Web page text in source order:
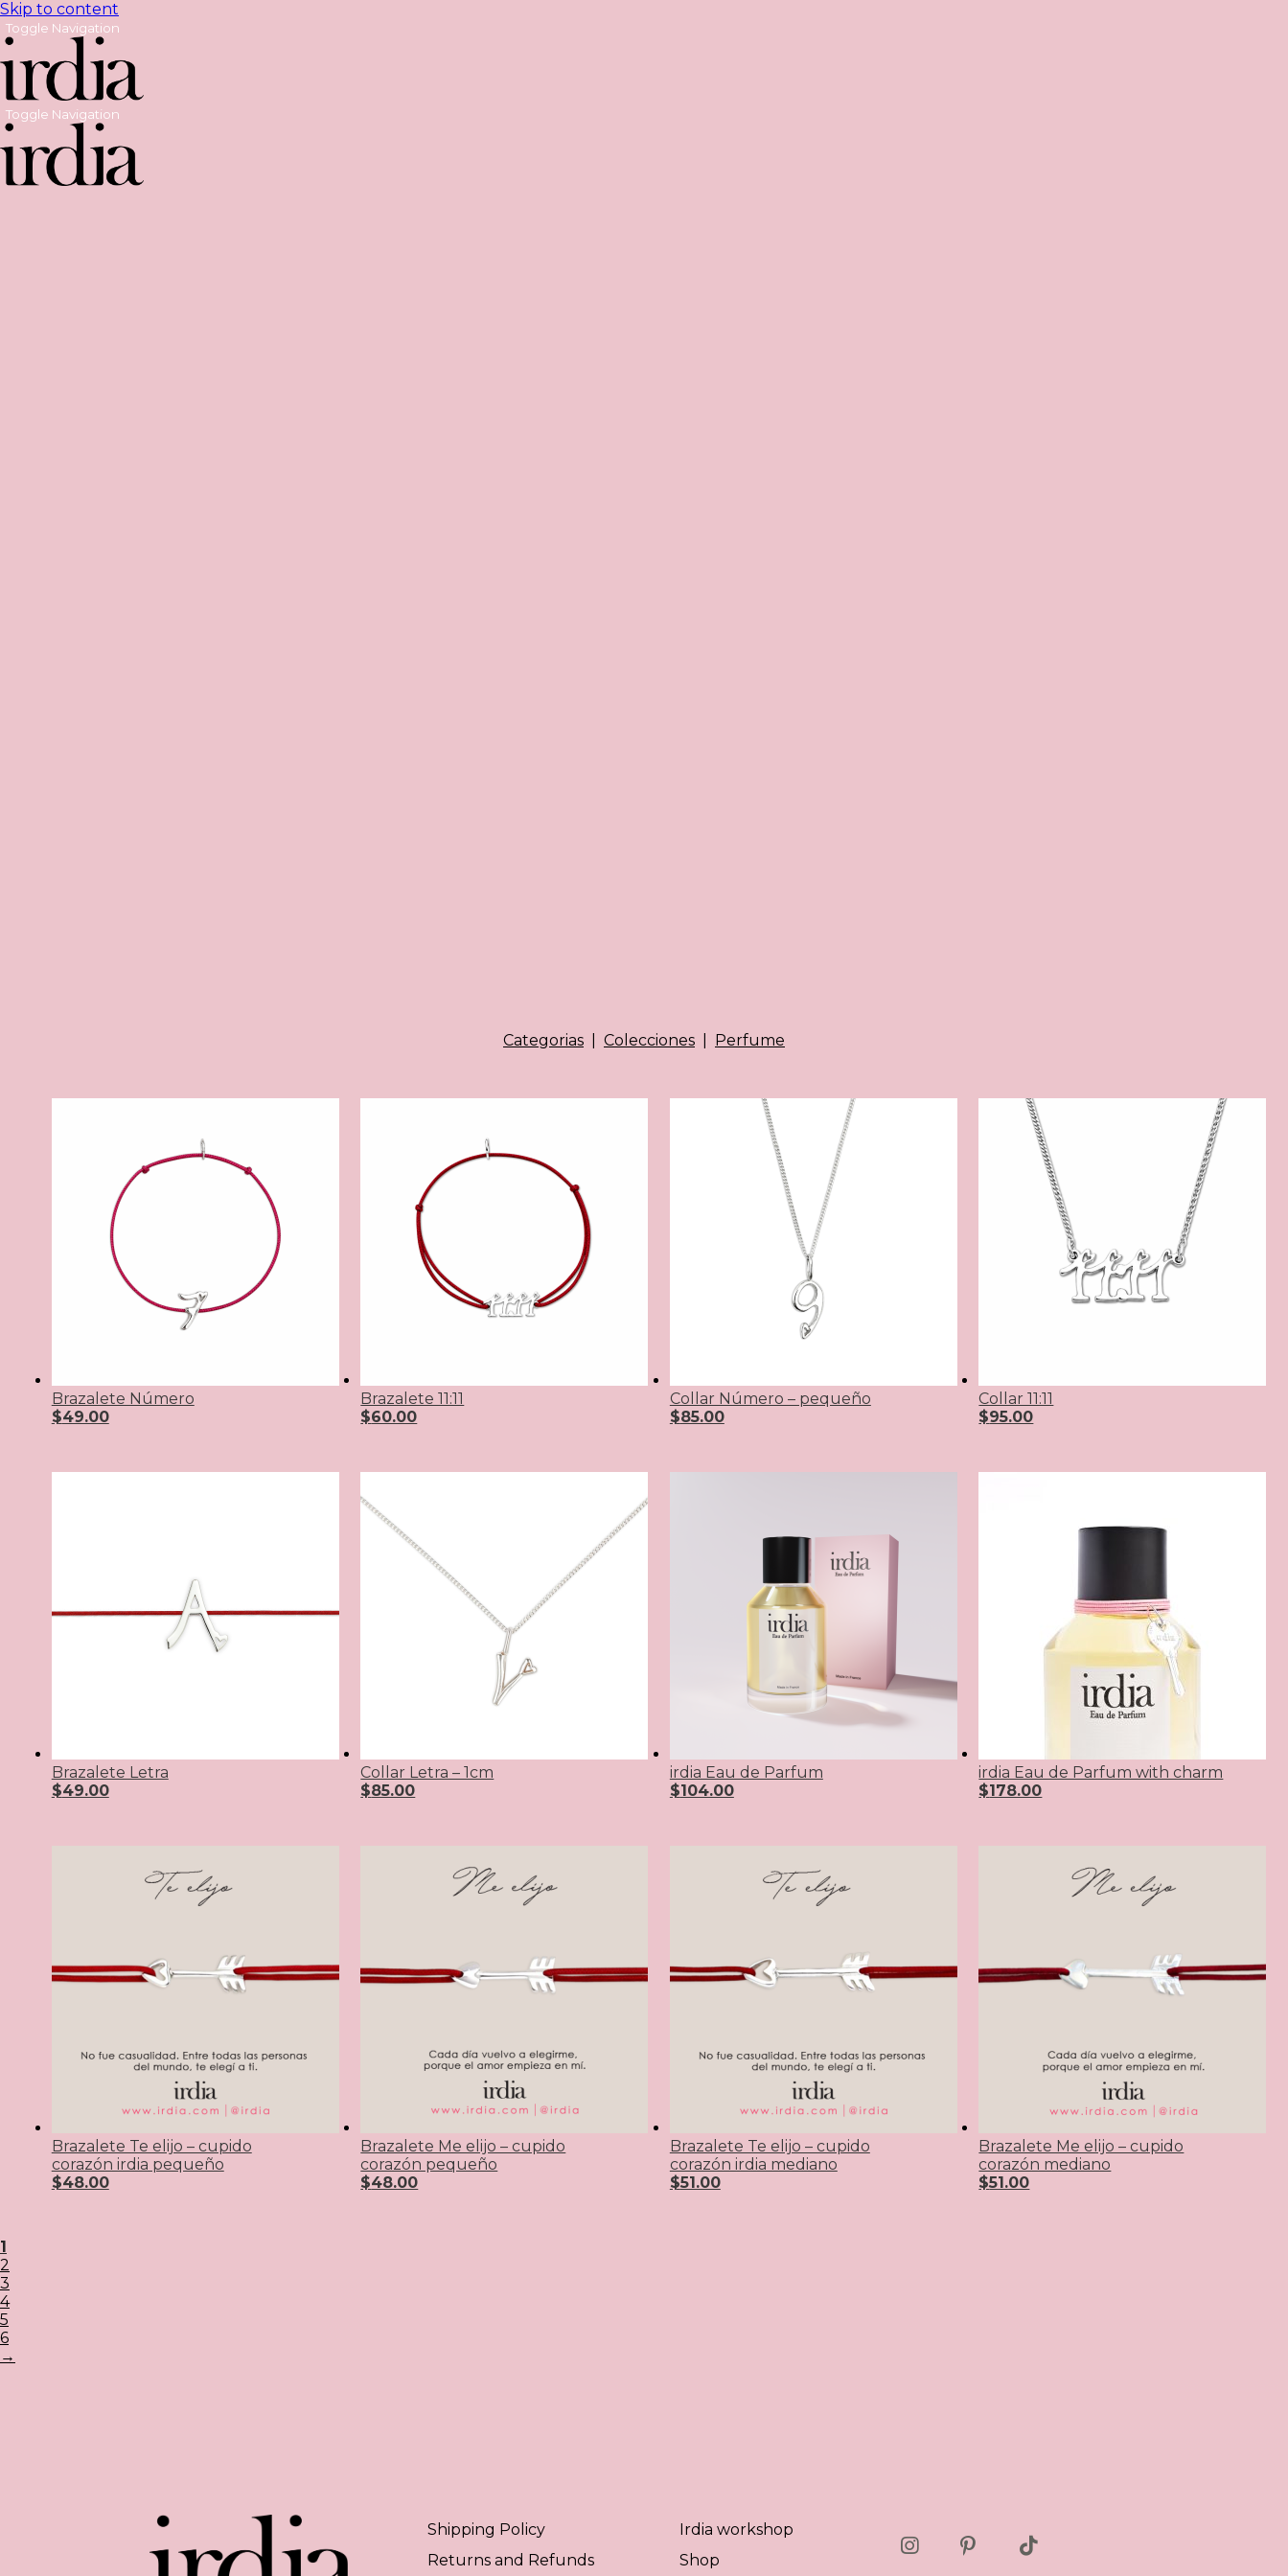
Skip to content
Toggle Navigation
Toggle Navigation
Categorias Colecciones Perfume
Brazalete Número
$49.00
Brazalete 11:11
$60.00
Collar Número – pequeño
$85.00
Collar 11:11
$95.00
Brazalete Letra
$49.00
Collar Letra – 1cm
$85.00
irdia Eau de Parfum
$104.00
irdia Eau de Parfum with charm
$178.00
Brazalete Te elijo – cupido
corazón irdia pequeño
$48.00
Brazalete Me elijo – cupido
corazón pequeño
$48.00
Brazalete Te elijo – cupido
corazón irdia mediano
$51.00
Brazalete Me elijo – cupido
corazón mediano
$51.00
1
2
3
4
5
6
→
Shipping Policy
Returns and Refunds
Irdia workshop
Shop